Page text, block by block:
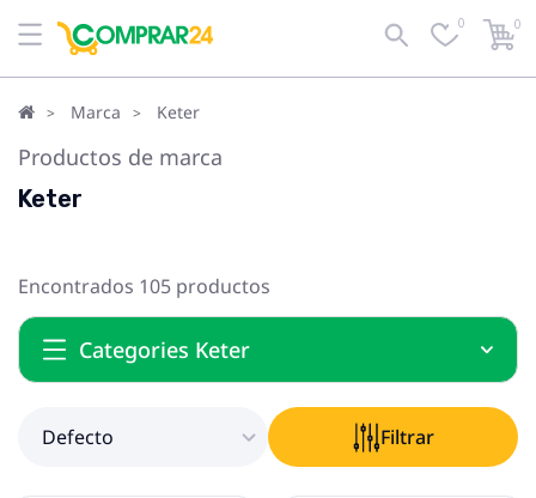
Defecto Filtrar 0 0
Marca Keter
Productos de marca
Keter
Encontrados 105 productos
Categories Keter
Defecto Filtrar